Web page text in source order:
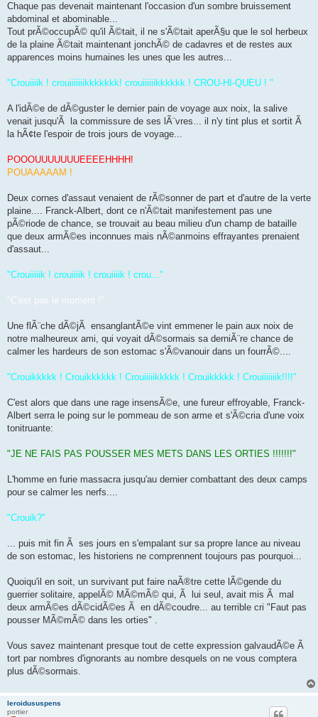
Chaque pas devenait maintenant l'occasion d'un sombre bruissement
abdominal et abominable...
Tout prÃ©occupÃ© qu'il Ã©tait, il ne s'Ã©tait aperÃ§u que le sol herbeux
de la plaine Ã©tait maintenant jonchÃ© de cadavres et de restes aux
apparences moins humaines les unes que les autres...
"Crouiiiik ! crouiiiiiiikkkkkkk! crouiiiiiikkkkkk ! CROU-HI-QUEU ! "
A l'idÃ©e de dÃ©guster le dernier pain de voyage aux noix, la salive
venait jusqu'Ã la commissure de ses lÃ¨vres... il n'y tint plus et sortit Ã
la hÃ¢te l'espoir de trois jours de voyage...
POOOUUUUUUUEEEEHHHH!
POUAAAAAM !
Deux cornes d'assaut venaient de rÃ©sonner de part et d'autre de la verte
plaine.... Franck-Albert, dont ce n'Ã©tait manifestement pas une
pÃ©riode de chance, se trouvait au beau milieu d'un champ de bataille
que deux armÃ©es inconnues mais nÃ©anmoins effrayantes prenaient
d'assaut...
"Crouiiiiik ! crouiiiik ! crouiiiik ! crou..."
"C'est pas le moment !"
Une flÃ¨che dÃ©jÃ ensanglantÃ©e vint emmener le pain aux noix de
notre malheureux ami, qui voyait dÃ©sormais sa derniÃ¨re chance de
calmer les hardeurs de son estomac s'Ã©vanouir dans un fourrÃ©....
"Crouikkkkk ! Crouikkkkkk ! Crouiiiiikkkkk ! Crouikkkkk ! Crouiiiiiiik!!!!"
C'est alors que dans une rage insensÃ©e, une fureur effroyable, Franck-
Albert serra le poing sur le pommeau de son arme et s'Ã©cria d'une voix
tonitruante:
"JE NE FAIS PAS POUSSER MES METS DANS LES ORTIES !!!!!!!"
L'homme en furie massacra jusqu'au dernier combattant des deux camps
pour se calmer les nerfs....
"Crouik?"
... puis mit fin Ã ses jours en s'empalant sur sa propre lance au niveau
de son estomac, les historiens ne comprennent toujours pas pourquoi...
Quoiqu'il en soit, un survivant put faire naÃ®tre cette lÃ©gende du
guerrier solitaire, appelÃ© MÃ©mÃ© qui, Ã lui seul, avait mis Ã mal
deux armÃ©es dÃ©cidÃ©es Ã en dÃ©coudre... au terrible cri "Faut pas
pousser MÃ©mÃ© dans les orties" .
Vous savez maintenant presque tout de cette expression galvaudÃ©e Ã
tort par nombres d'ignorants au nombre desquels on ne vous comptera
plus dÃ©sormais.
leroidususpens
portier